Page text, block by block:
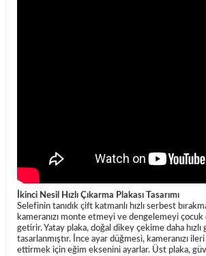
İkinci Nesil Hızlı Çıkarma Plakası Tasarımı
Selefinin tanıdık çift katmanlı hızlı serbest
kameranızı monte etmeyi ve dengelemeyi çocuk
getirir. Yatay plaka, doğal dikey çekime daha
tasarlanmıştır. İnce ayar düğmesi, kameranızı
ettirmek için eğim eksenini ayarlar. Üst plaka,